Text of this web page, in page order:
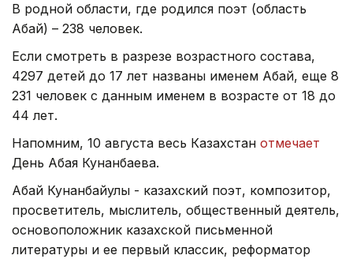
В родной области, где родился поэт (область
Абай) – 238 человек.
Если смотреть в разрезе возрастного состава,
4297 детей до 17 лет названы именем Абай, еще 8
231 человек с данным именем в возрасте от 18 до
44 лет.
Напомним, 10 августа весь Казахстан отмечает
День Абая Кунанбаева.
Абай Кунанбайулы - казахский поэт, композитор,
просветитель, мыслитель, общественный деятель,
основоположник казахской письменной
литературы и ее первый классик, реформатор